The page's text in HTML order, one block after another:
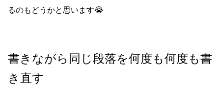
るのもどうかと思います😭
書きながら同じ段落を何度も何度も書
き直す